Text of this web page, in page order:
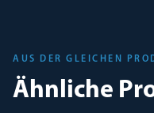
AUS DER GLEICHEN
Ähnliche